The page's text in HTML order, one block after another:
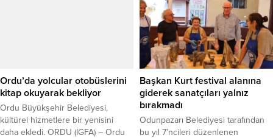
Ordu’da yolcular otobüslerini
kitap okuyarak bekliyor
Ordu Büyükşehir Belediyesi,
kültürel hizmetlere bir yenisini
daha ekledi. ORDU (İGFA) – Ordu
Başkan Kurt festival alanına
giderek sanatçıları yalnız
bırakmadı
Odunpazarı Belediyesi tarafından
bu yıl 7’ncileri düzenlenen